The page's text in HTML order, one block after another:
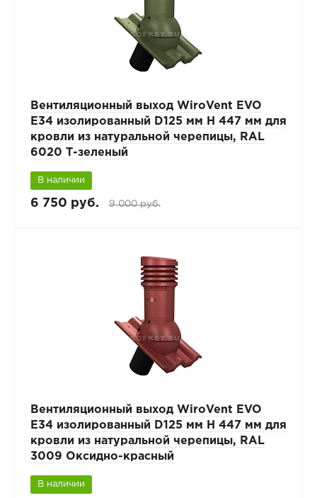
Вентиляционный выход WiroVent EVO
E34 изолированный D125 мм Н 447 мм для
кровли из натуральной черепицы, RAL
6020 Т-зеленый
В наличии
6 750 руб. 9 000 руб.
Вентиляционный выход WiroVent EVO
E34 изолированный D125 мм Н 447 мм для
кровли из натуральной черепицы, RAL
3009 Оксидно-красный
В наличии